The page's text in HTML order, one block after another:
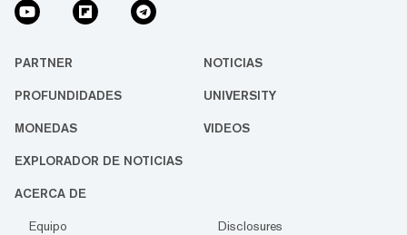
PARTNER NOTICIAS
PROFUNDIDADES UNIVERSITY
MONEDAS VIDEOS
EXPLORADOR DE NOTICIAS
ACERCA DE
Equipo
Disclosures